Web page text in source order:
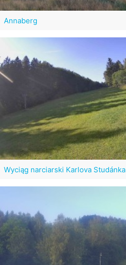
Annaberg
Wyciąg narciarski Karlova Studánka